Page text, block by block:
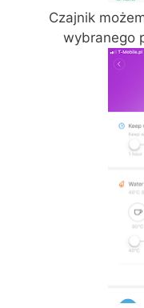
Czajnik
wybranego